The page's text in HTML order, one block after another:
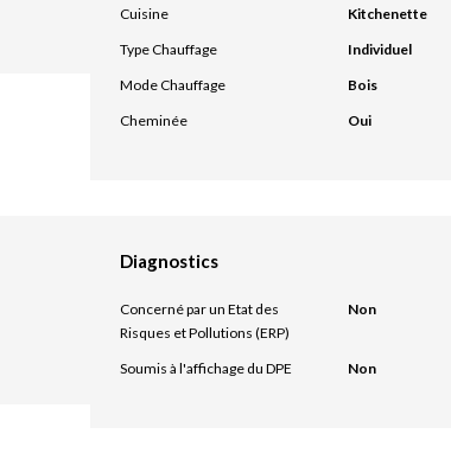
Cuisine
Kitchenette
Type Chauffage
Individuel
Mode Chauffage
Bois
Cheminée
Oui
Diagnostics
Concerné par un Etat des
Risques et Pollutions (ERP)
Non
Soumis à l'affichage du DPE Non